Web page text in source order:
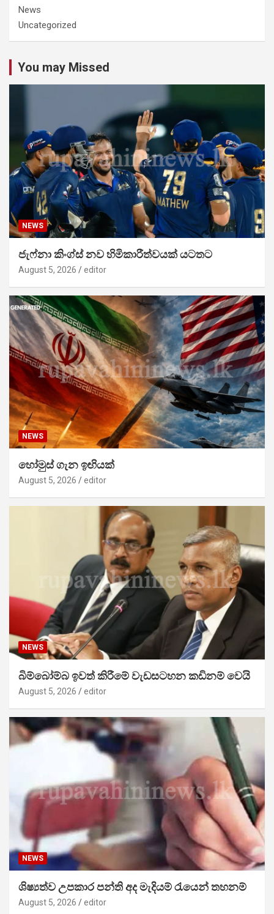
News
Uncategorized
You may Missed
NEWS
ජැෆ්නා කිංග්ස් නව හිමිකාරීත්වයක් යටතට
August 5, 2026 editor
NEWS
හෝමුස් ගැන ඉඟියක්
August 5, 2026 editor
NEWS
බිම්බෝම්බ ඉවත් කිරීමේ වැඩසටහන කඩිනම් වෙයි
August 5, 2026 editor
NEWS
ශිෂ්‍යත්ව උපකාර පන්ති අද මැදියම් රැයෙන් තහනම්
August 5, 2026 editor